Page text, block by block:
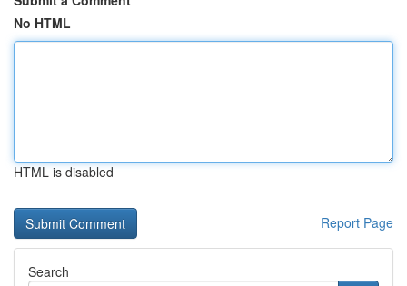
No HTML
HTML is disabled
Report Page
Search